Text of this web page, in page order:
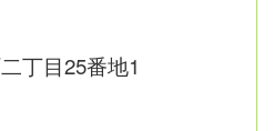
丁目25番地1